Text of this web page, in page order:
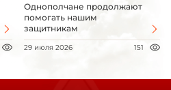
Однополчане продолжают
помогать нашим
защитникам
29 июля 2026 151